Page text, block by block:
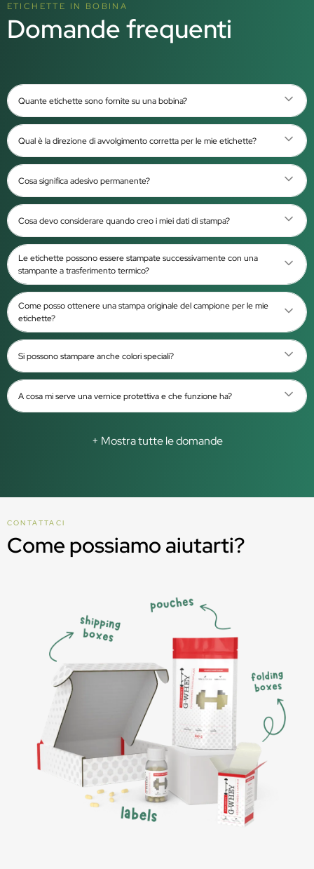
ETICHETTE IN BOBINA
Domande frequenti
Quante etichette sono fornite su una bobina?
Qual è la direzione di avvolgimento corretta per le mie etichette?
Cosa significa adesivo permanente?
Cosa devo considerare quando creo i miei dati di stampa?
Le etichette possono essere stampate successivamente con una
stampante a trasferimento termico?
Come posso ottenere una stampa originale del campione per le mie
etichette?
Si possono stampare anche colori speciali?
A cosa mi serve una vernice protettiva e che funzione ha?
+ Mostra tutte le domande
CONTATTACI
Come possiamo aiutarti?